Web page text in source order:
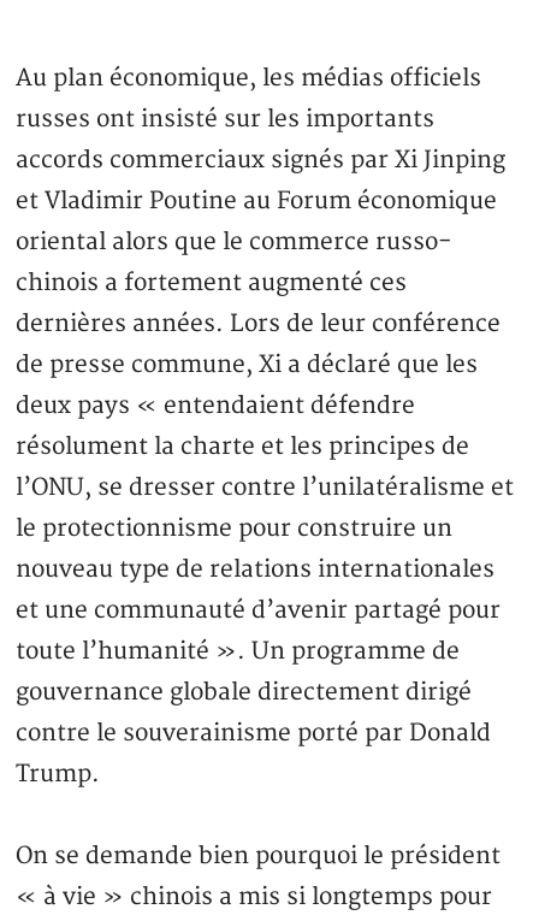
Au plan économique, les médias officiels
russes ont insisté sur les importants
accords commerciaux signés par Xi Jinping
et Vladimir Poutine au Forum économique
oriental alors que le commerce russo-
chinois a fortement augmenté ces
dernières années. Lors de leur conférence
de presse commune, Xi a déclaré que les
deux pays « entendaient défendre
résolument la charte et les principes de
l’ONU, se dresser contre l’unilatéralisme et
le protectionnisme pour construire un
nouveau type de relations internationales
et une communauté d’avenir partagé pour
toute l’humanité ». Un programme de
gouvernance globale directement dirigé
contre le souverainisme porté par Donald
Trump.
On se demande bien pourquoi le président
« à vie » chinois a mis si longtemps pour